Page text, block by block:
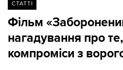
СТАТТІ
Фільм
нагадування про
компроміси з